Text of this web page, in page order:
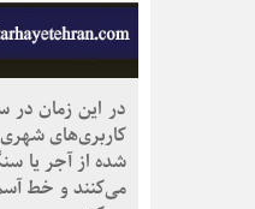
در این زمان در
کاربری‌های شهری
شده از آجر یا
می‌کنند و خط